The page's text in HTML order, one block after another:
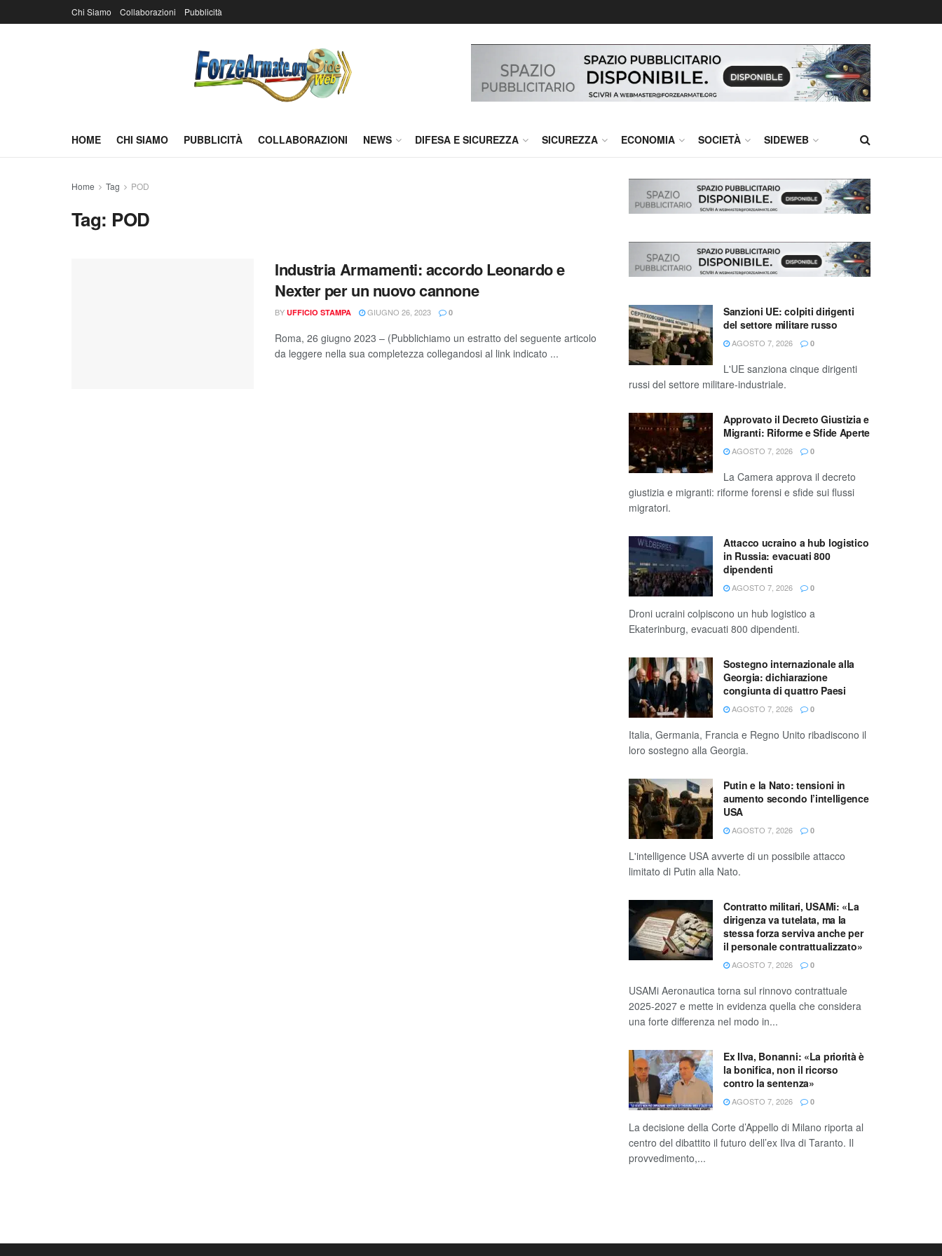
Chi Siamo Collaborazioni Pubblicità
HOME CHI SIAMO PUBBLICITÀ COLLABORAZIONI NEWS DIFESA E SICUREZZA SICUREZZA ECONOMIA SOCIETÀ SIDEWEB
Home Tag POD
Tag: POD
Industria Armamenti: accordo Leonardo e
Nexter per un nuovo cannone
BY UFFICIO STAMPA GIUGNO 26, 2023 0
Roma, 26 giugno 2023 – (Pubblichiamo un estratto del seguente articolo
da leggere nella sua completezza collegandosi al link indicato ...
Sanzioni UE: colpiti dirigenti
del settore militare russo
AGOSTO 7, 2026 0
L'UE sanziona cinque dirigenti
russi del settore militare-industriale.
Approvato il Decreto Giustizia e
Migranti: Riforme e Sfide Aperte
AGOSTO 7, 2026 0
La Camera approva il decreto
giustizia e migranti: riforme forensi e sfide sui flussi
migratori.
Attacco ucraino a hub logistico
in Russia: evacuati 800
dipendenti
AGOSTO 7, 2026 0
Droni ucraini colpiscono un hub logistico a
Ekaterinburg, evacuati 800 dipendenti.
Sostegno internazionale alla
Georgia: dichiarazione
congiunta di quattro Paesi
AGOSTO 7, 2026 0
Italia, Germania, Francia e Regno Unito ribadiscono il
loro sostegno alla Georgia.
Putin e la Nato: tensioni in
aumento secondo l’intelligence
USA
AGOSTO 7, 2026 0
L'intelligence USA avverte di un possibile attacco
limitato di Putin alla Nato.
Contratto militari, USAMi: «La
dirigenza va tutelata, ma la
stessa forza serviva anche per
il personale contrattualizzato»
AGOSTO 7, 2026 0
USAMi Aeronautica torna sul rinnovo contrattuale
2025-2027 e mette in evidenza quella che considera
una forte differenza nel modo in...
Ex Ilva, Bonanni: «La priorità è
la bonifica, non il ricorso
contro la sentenza»
AGOSTO 7, 2026 0
La decisione della Corte d’Appello di Milano riporta al
centro del dibattito il futuro dell’ex Ilva di Taranto. Il
provvedimento,...